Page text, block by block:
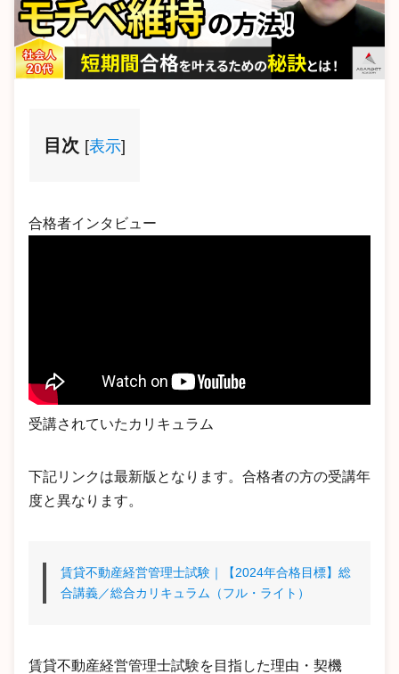
目次 [表示]
合格者インタビュー
受講されていたカリキュラム
下記リンクは最新版となります。合格者の方の受講年
度と異なります。
賃貸不動産経営管理士試験｜【2024年合格目標】総
合講義／総合カリキュラム（フル・ライト）
賃貸不動産経営管理士試験を目指した理由・契機